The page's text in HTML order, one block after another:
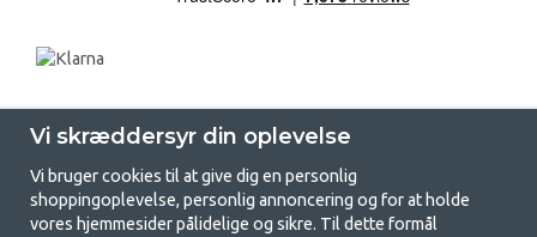
Vi skræddersyr din oplevelse
Vi bruger cookies til at give dig en personlig
shoppingoplevelse, personlig annoncering og for at holde
vores hjemmesider pålidelige og sikre. Til dette formål